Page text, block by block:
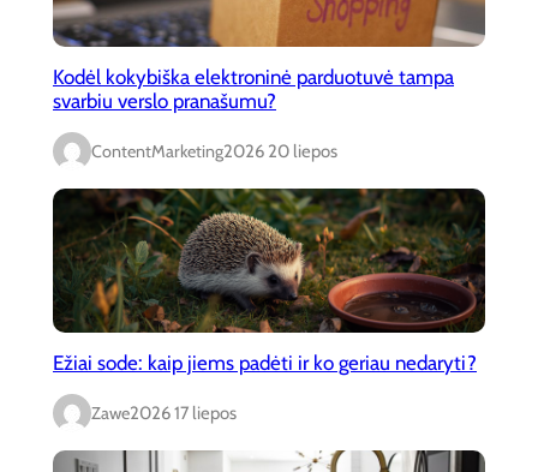
Kodėl kokybiška elektroninė parduotuvė tampa
svarbiu verslo pranašumu?
ContentMarketing2026 20 liepos
Ežiai sode: kaip jiems padėti ir ko geriau nedaryti?
Zawe2026 17 liepos